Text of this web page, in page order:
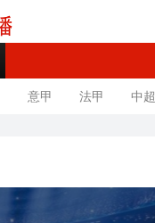
意甲 法甲 中超